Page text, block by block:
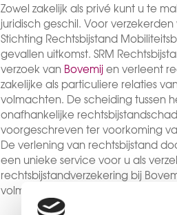
Zowel zakelijk als privé kunt u te
juridisch geschil. Voor
Stichting Rechtsbijstand
gevallen uitkomst. SRM
verzoek van Bovemijen verleent
zakelijke als particuliere relaties
volmachten. De scheiding tussen
onafhankelijke
voorgeschreven ter voorkoming
De verlening van rechtsbijstand
een unieke service voor u als
rechtsbijstandverzekering bij
volmachten.